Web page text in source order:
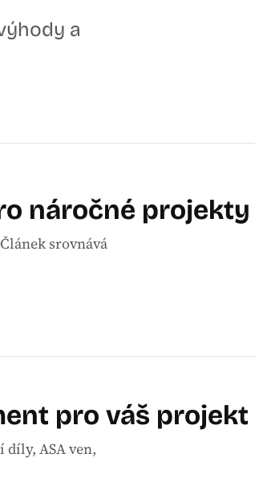
a
náročné projekty
srovnává
pro váš projekt
díly, ASA ven,